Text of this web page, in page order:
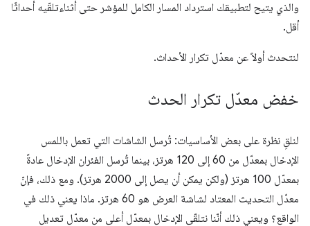
والذي يتيح لتطبيقك استرداد المسار الكامل للمؤشر حتى أثناءتلقّيه أحداثًا
أقل.
لنتحدث أولاً عن معدّل تكرار الأحداث.
خفض معدّل تكرار الحدث
لنلقِ نظرة على بعض الأساسيات: تُرسل الشاشات التي تعمل باللمس
الإدخال بمعدّل من 60 إلى 120 هرتز، بينما تُرسل الفئران الإدخال عادةً
بمعدّل 100 هرتز (ولكن يمكن أن يصل إلى 2000 هرتز). ومع ذلك، فإنّ
معدّل التحديث المعتاد لشاشة العرض هو 60 هرتز. ماذا يعني ذلك في
الواقع؟ ويعني ذلك أنّنا نتلقّى الإدخال بمعدّل أعلى من معدّل تعديل